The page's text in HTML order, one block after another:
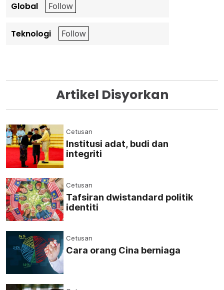
Global
Teknologi
Artikel Disyorkan
Cetusan
Institusi adat, budi dan
integriti
Cetusan
Tafsiran dwistandard politik
identiti
Cetusan
Cara orang Cina berniaga